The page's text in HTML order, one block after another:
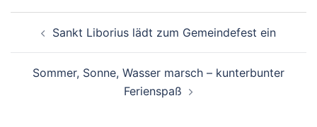
Navigation
Sankt Liborius lädt zum Gemeindefest ein
Sommer, Sonne, Wasser marsch – kunterbunter
Ferienspaß